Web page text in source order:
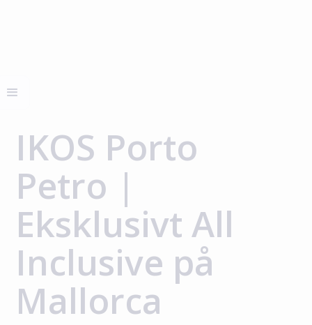
IKOS Porto
Petro |
Eksklusivt All
Inclusive på
Mallorca